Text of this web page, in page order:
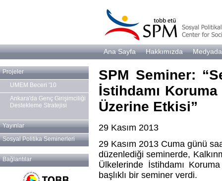
Ana Sayfa Hakkımızda Medyada
Projeler
UMEM Beceri '10
Ankara'da Genç Girişimciliği
Destekleme Stratejisi
Yayınlar
Sosyal Politika Seminerleri
Bağlantılar
SPM Seminer:
İstihdamı Koruma
Üzerine Etkisi”
29 Kasım 2013
29 Kasım 2013 Cuma günü
düzenlediği seminerde,
Ülkelerinde İstihdamı
başlıklı bir seminer verdi.